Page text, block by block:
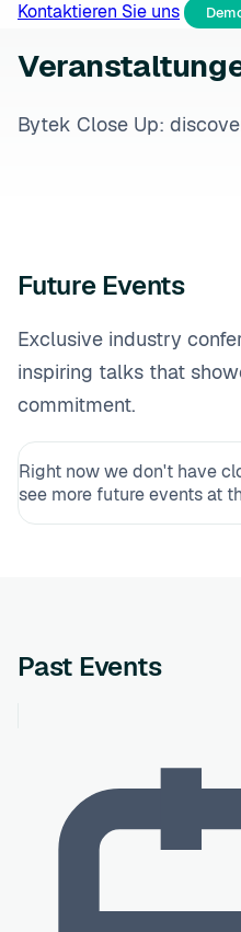
Kontaktieren Sie uns
Bytek Close Up:
Future Events
Exclusive industry
inspiring talks that
commitment.
Right now we don't have
see more future events at
Past Events